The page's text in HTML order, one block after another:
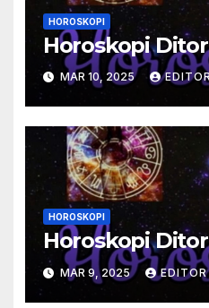
HOROSKOPI
Horoskopi Ditor
MAR 10, 2025
HOROSKOPI
Horoskopi
MAR 9, 2025 EDITOR